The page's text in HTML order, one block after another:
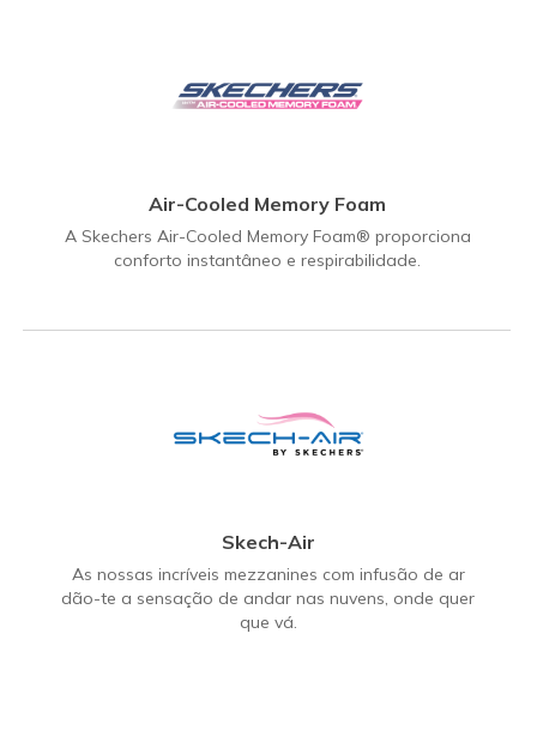
Air-Cooled Memory Foam
A Skechers Air-Cooled Memory Foam® proporciona
conforto instantâneo e respirabilidade.
Skech-Air
As nossas incríveis mezzanines com infusão de ar
dão-te a sensação de andar nas nuvens, onde quer
que vá.